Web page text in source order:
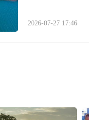
2026-07-27 17:46